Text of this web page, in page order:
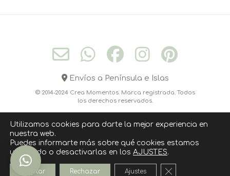
Envíos a Península e Islas
© 2014-2024 Crea Momentos. Marca registrada. Todos
los derechos reservados.
CONÓCEME CONTACTO
CÓMO COMPRAR
POLITICA DE COOKIES
AVISO LEGAL
POLÍTICA DE PRIVACIDAD
Utilizamos cookies para darte la mejor experiencia en
nuestra web.
Puedes informarte más sobre qué cookies estamos
utilizando o desactivarlas en los AJUSTES.
Aceptar Rechazar Ajustes Cerrar el banner